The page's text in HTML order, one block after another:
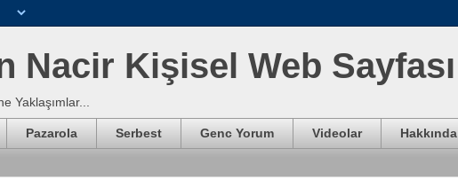
Nacir Kişisel Web Sayfası
Yaklaşımlar...
Pazarola Serbest Genc Yorum Videolar Hakkında